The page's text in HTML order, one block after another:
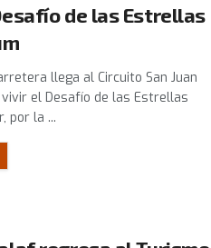
de las Estrellas
llega al Circuito San Juan
el Desafío de las Estrellas
por la ...